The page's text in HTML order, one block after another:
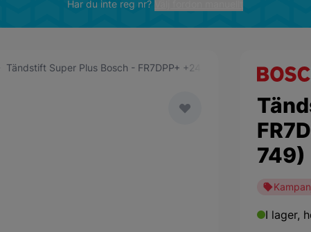
Har du inte reg nr?
Tändstift Super Plus Bosch - FR7DPP+ +24 (0 242 235 749)
749)
I lager,